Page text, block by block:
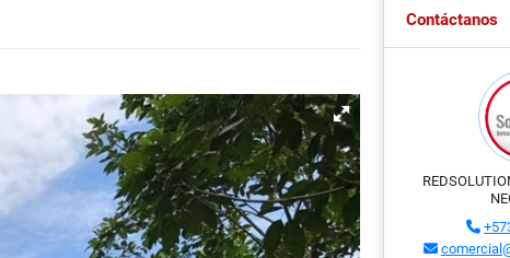
Contáctanos